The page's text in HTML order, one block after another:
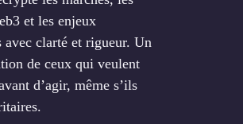
et les enjeux
avec clarté et rigueur. Un
de ceux qui veulent
d’agir, même s’ils